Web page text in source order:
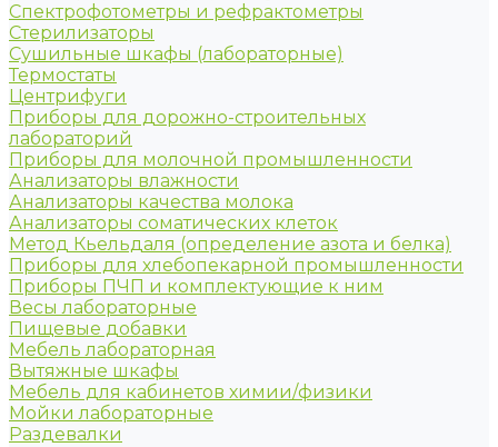
Спектрофотометры и рефрактометры
Стерилизаторы
Сушильные шкафы (лабораторные)
Термостаты
Центрифуги
Приборы для дорожно-строительных
лабораторий
Приборы для молочной промышленности
Анализаторы влажности
Анализаторы качества молока
Анализаторы соматических клеток
Метод Кьельдаля (определение азота и белка)
Приборы для хлебопекарной промышленности
Приборы ПЧП и комплектующие к ним
Весы лабораторные
Пищевые добавки
Мебель лабораторная
Вытяжные шкафы
Мебель для кабинетов химии/физики
Мойки лабораторные
Раздевалки